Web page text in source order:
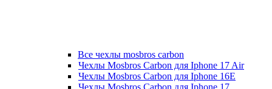
Все чехлы mosbros carbon
Чехлы Mosbros Carbon для Iphone 17 Air
Чехлы Mosbros Carbon для Iphone 16E
Чехлы Mosbros Carbon для Iphone 17